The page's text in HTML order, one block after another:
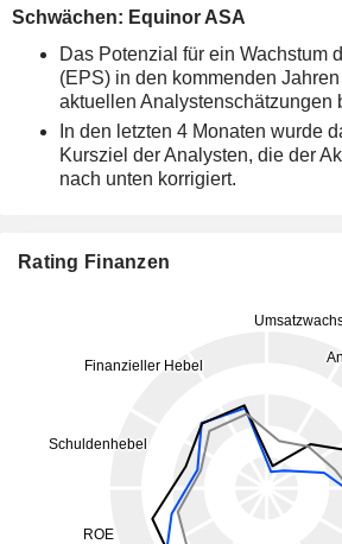
Schwächen: Equinor ASA
Das Potenzial für ein Wachstum
(EPS) in den kommenden
aktuellen Analystenschätzungen
In den letzten 4 Monaten wurde
Kursziel der Analysten, die der
nach unten korrigiert.
Rating Finanzen